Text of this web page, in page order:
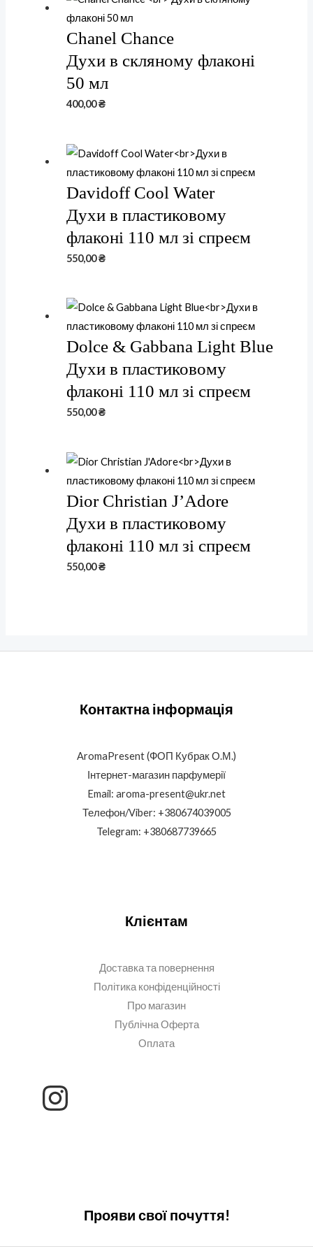
Chanel Chance
Духи в скляному флаконі
50 мл
400,00₴
Davidoff Cool Water
Духи в пластиковому
флаконі 110 мл зі спреєм
550,00₴
Dolce & Gabbana Light Blue
Духи в пластиковому
флаконі 110 мл зі спреєм
550,00₴
Dior Christian J’Adore
Духи в пластиковому
флаконі 110 мл зі спреєм
550,00₴
Контактна інформація
AromaPresent (ФОП Кубрак О.М.)
Інтернет-магазин парфумерії
Email: aroma-present@ukr.net
Телефон/Viber: +380674039005
Telegram: +380687739665
Клієнтам
Доставка та повернення
Політика конфіденційності
Про магазин
Публічна Оферта
Оплата
Прояви свої почуття!